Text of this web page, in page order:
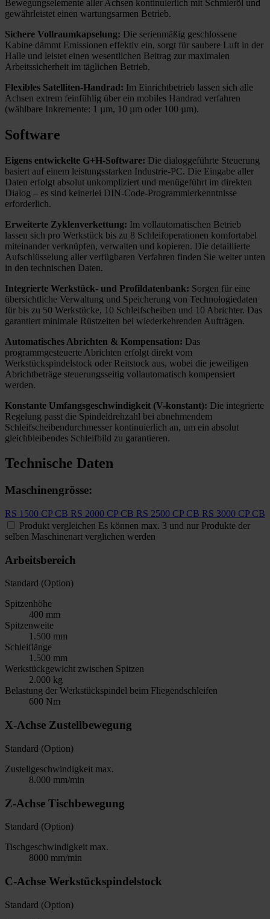
Arbeitsraum
Inprozessmesssystem
Abrichtspindel
Innenschleifen
Längenmesstaster
V-Flach-Gleitbahnen mit TURCITE-B®-Beschichtung
Bewegungselemente aller Achsen kontinuierlich mit Schmieröl und
gewährleistet einen wartungsarmen Betrieb.
Sichere Vollraumkapselung: Die serienmäßig geschlossene
Kabine dämmt Emissionen effektiv ein, sorgt für saubere Luft in der
Halle und leistet einen wesentlichen Beitrag zur maximalen
Arbeitssicherheit im täglichen Betrieb.
Flexibles Satelliten-Handrad: Im Einrichtbetrieb lassen sich alle
Achsen extrem feinfühlig über ein mobiles Handrad verfahren
(wählbare Inkremente: 1 µm, 10 µm oder 100 µm).
Software
Eigens entwickelte G+H-Software: Die dialoggeführte Steuerung
basiert auf einem leistungsstarken Industrie-PC. Die Eingabe aller
Daten erfolgt absolut unkompliziert und menügeführt im direkten
Dialog – es sind keinerlei DIN-Code-Programmierkenntnisse
erforderlich.
Erweiterte Zyklenverkettung: Im vollautomatischen Betrieb
lassen sich pro Werkstück bis zu 8 Schleifoperationen komfortabel
miteinander verknüpfen, verwalten und kopieren. Die detaillierte
Aufschlüsselung aller verfügbaren Verfahren finden Sie weiter unten
in den technischen Daten.
Integrierte Werkstück- und Profildatenbank: Sorgen für eine
übersichtliche Verwaltung und Speicherung von Technologiedaten
für bis zu 50 Werkstücke, 10 Schleifscheiben und 10 Abrichter. Das
garantiert minimale Rüstzeiten bei wiederkehrenden Aufträgen.
Automatisches Abrichten & Kompensation: Das
programmgesteuerte Abrichten erfolgt direkt vom
Werkstückspindelstock oder Reitstock aus, wobei die jeweiligen
Abrichtbeträge steuerungsseitig vollautomatisch kompensiert
werden.
Konstante Umfangsgeschwindigkeit (V-konstant): Die integrierte
Regelung passt die Spindeldrehzahl bei abnehmendem
Schleifscheibendurchmesser kontinuierlich an, um ein absolut
gleichbleibendes Schleifbild zu garantieren.
Technische Daten
Maschinengrösse:
RS 1500 CP CB RS 2000 CP CB RS 2500 CP CB RS 3000 CP CB
Produkt vergleichen Es können max. 3 und nur Produkte der
selben Maschinenart verglichen werden
Arbeitsbereich
Standard (Option)
Spitzenhöhe
400 mm
Spitzenweite
1.500 mm
Schleiflänge
1.500 mm
Werkstückgewicht zwischen Spitzen
2.000 kg
Belastung der Werkstückspindel beim Fliegendschleifen
600 Nm
X-Achse Zustellbewegung
Standard (Option)
Zustellgeschwindigkeit max.
8.000 mm/min
Z-Achse Tischbewegung
Standard (Option)
Tischgeschwindigkeit max.
8000 mm/min
C-Achse Werkstückspindelstock
Standard (Option)